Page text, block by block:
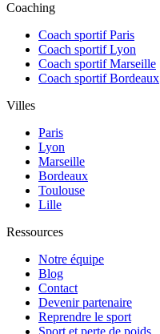
Coaching
Coach sportif Paris
Coach sportif Lyon
Coach sportif Marseille
Coach sportif Bordeaux
Villes
Paris
Lyon
Marseille
Bordeaux
Toulouse
Lille
Ressources
Notre équipe
Blog
Contact
Devenir partenaire
Reprendre le sport